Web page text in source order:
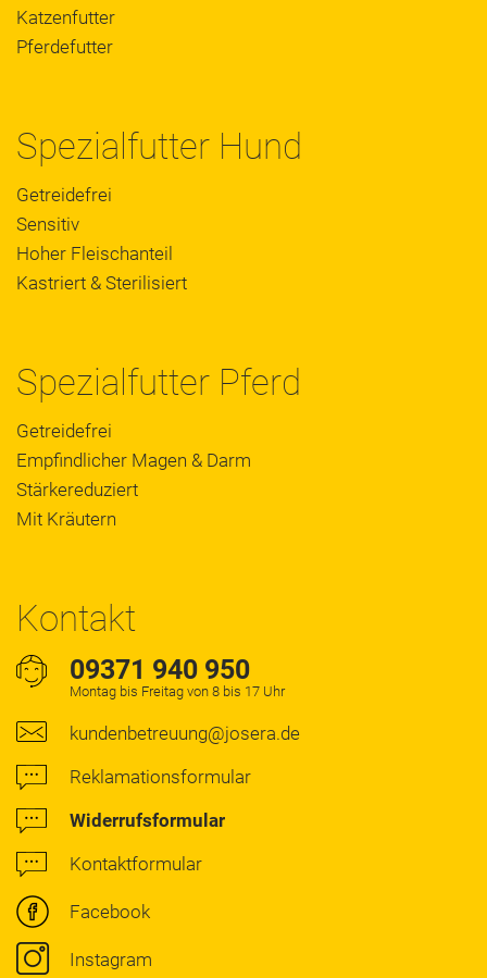
Katzenfutter
Pferdefutter
Spezialfutter Hund
Getreidefrei
Sensitiv
Hoher Fleischanteil
Kastriert & Sterilisiert
Spezialfutter Pferd
Getreidefrei
Empfindlicher Magen & Darm
Stärkereduziert
Mit Kräutern
Kontakt
09371 940 950
Montag bis Freitag von 8 bis 17 Uhr
kundenbetreuung@josera.de
Reklamationsformular
Widerrufsformular
Kontaktformular
Facebook
Instagram